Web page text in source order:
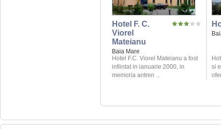
Hotel F. C.
Viorel
Mateianu
Baia Mare
Hotel F.C. Viorel Mateianu a fost
infiintat in ianuarie 2000, in
memoria antren ...
si